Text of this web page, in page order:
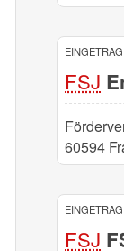
FSJ
60594
FSJ